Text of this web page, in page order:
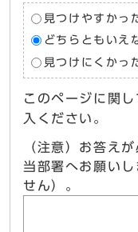
見つけやすかっ
どちらともいえ
見つけにくかっ
このページに関
入ください。
（注意）お答え
当部署へお願い
せん）。